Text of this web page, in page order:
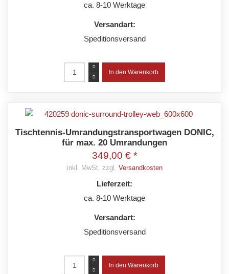
ca. 8-10 Werktage
Versandart:
Speditionsversand
Tischtennis-Umrandungstransportwagen DONIC,
für max. 20 Umrandungen
349,00 € *
inkl. MwSt. zzgl. Versandkosten
Lieferzeit:
ca. 8-10 Werktage
Versandart:
Speditionsversand